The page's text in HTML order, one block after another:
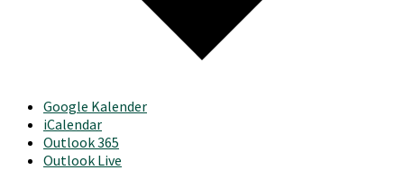
Google Kalender
iCalendar
Outlook 365
Outlook Live